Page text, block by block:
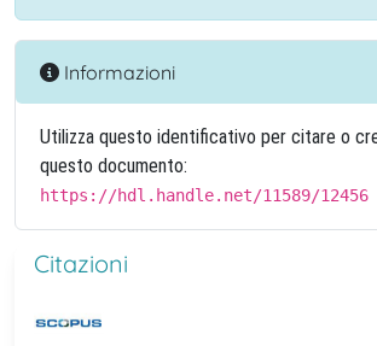
Informazioni
Utilizza questo identificativo per citare o
questo documento:
https://hdl.handle.net/11589/12456
Citazioni